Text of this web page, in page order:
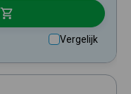
Vergelijk